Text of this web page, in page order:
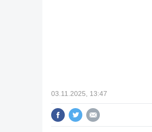
03.11.2025, 13:47